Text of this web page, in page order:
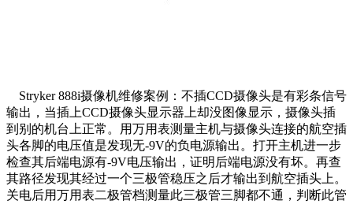
Stryker 888i摄像机维修案例：不插CCD摄像头是有彩条信号
输出，当插上CCD摄像头显示器上却没图像显示，摄像头插
到别的机台上正常。用万用表测量主机与摄像头连接的航空插
头各脚的电压值是发现无-9V的负电源输出。打开主机进一步
检查其后端电源有-9V电压输出，证明后端电源没有坏。再查
其路径发现其经过一个三极管稳压之后才输出到航空插头上。
关电后用万用表二极管档测量此三极管三脚都不通，判断此管